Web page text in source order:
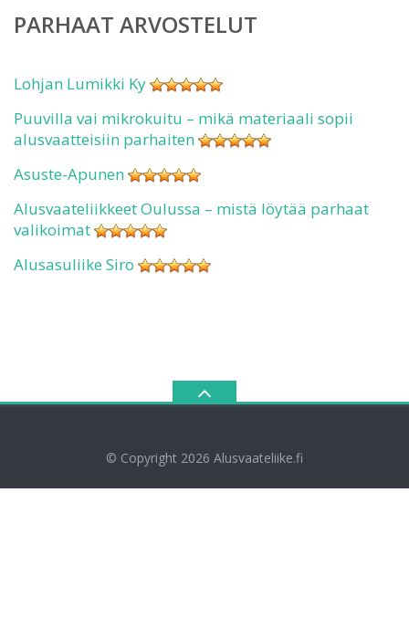
PARHAAT ARVOSTELUT
Lohjan Lumikki Ky
Puuvilla vai mikrokuitu – mikä materiaali sopii
alusvaatteisiin parhaiten
Asuste-Apunen
Alusvaateliikkeet Oulussa – mistä löytää parhaat
valikoimat
Alusasuliike Siro
© Copyright 2026 Alusvaateliike.fi